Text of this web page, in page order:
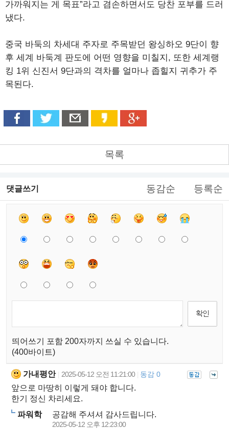
가까워지는 게 목표”라고 겸손하면서도 당찬 포부를 드러
냈다.
중국 바둑의 차세대 주자로 주목받던 왕싱하오 9단이 향
후 세계 바둑계 판도에 어떤 영향을 미칠지, 또한 세계랭
킹 1위 신진서 9단과의 격차를 얼마나 좁힐지 귀추가 주
목된다.
목록
댓글쓰기 동감순 등록순
띄어쓰기 포함 200자까지 쓰실 수 있습니다.
(400바이트)
가내평안 2025-05-12 오전 11:21:00 동감 0
앞으로 마땅히 이렇게 돼야 합니다.
한기 정신 차리세요.
파워학
공감해 주셔셔 감사드립니다.
2025-05-12 오후 12:23:00